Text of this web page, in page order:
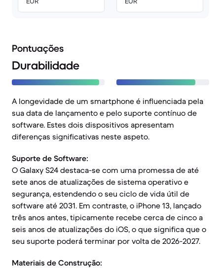
Pontuações
Durabilidade
A longevidade de um smartphone é influenciada pela
sua data de lançamento e pelo suporte contínuo de
software. Estes dois dispositivos apresentam
diferenças significativas neste aspeto.
Suporte de Software:
O Galaxy S24 destaca-se com uma promessa de até
sete anos de atualizações de sistema operativo e
segurança, estendendo o seu ciclo de vida útil de
software até 2031. Em contraste, o iPhone 13, lançado
três anos antes, tipicamente recebe cerca de cinco a
seis anos de atualizações do iOS, o que significa que o
seu suporte poderá terminar por volta de 2026-2027.
Materiais de Construção: